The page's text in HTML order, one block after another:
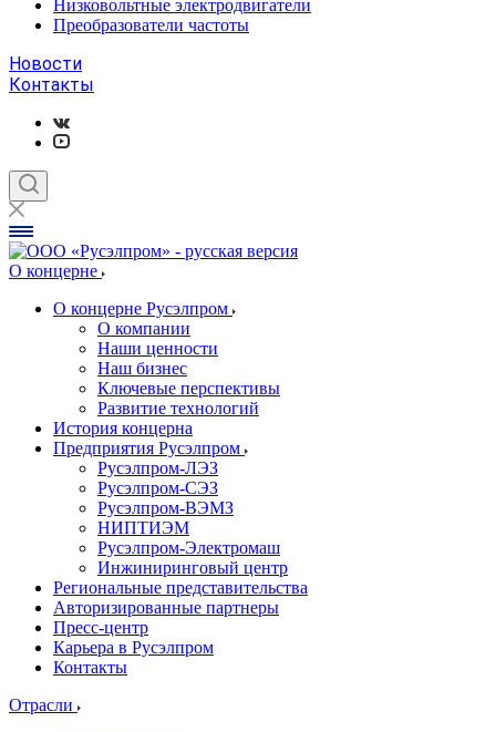
Низковольтные электродвигатели
Преобразователи частоты
Новости
Контакты
О концерне
О концерне Русэлпром
О компании
Наши ценности
Наш бизнес
Ключевые перспективы
Развитие технологий
История концерна
Предприятия Русэлпром
Русэлпром-ЛЭЗ
Русэлпром-СЭЗ
Русэлпром-ВЭМЗ
НИПТИЭМ
Русэлпром-Электромаш
Инжиниринговый центр
Региональные представительства
Авторизированные партнеры
Пресс-центр
Карьера в Русэлпром
Контакты
Отрасли